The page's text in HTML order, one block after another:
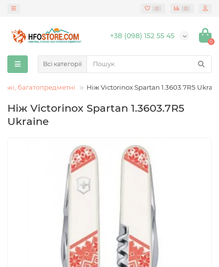
0 0
+38 (098) 152 55 45
0
Всі категорії
багатопредметні Ніж Victorinox Spartan 1.3603.7R5
Ніж Victorinox Spartan 1.3603.7R5
Ukraine